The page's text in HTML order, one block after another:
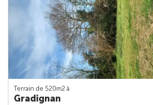
Terrain de 520m2 à
Gradignan